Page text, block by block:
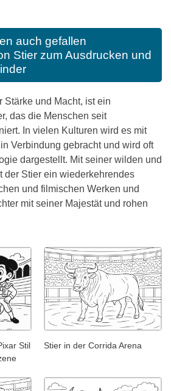
auch gefallen
Stier zum Ausdrucken und
Stärke und Macht, ist ein
das die Menschen seit
In vielen Kulturen wird es mit
Verbindung gebracht und wird oft
dargestellt. Mit seiner wilden und
der Stier ein wiederkehrendes
und filmischen Werken und
mit seiner Majestät und rohen
Stil
Stier in der Corrida Arena